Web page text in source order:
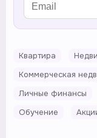
Квартира
Коммерческая
Личные финансы
Обучение